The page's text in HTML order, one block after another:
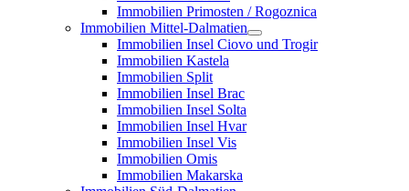
Immobilien Primosten / Rogoznica
Immobilien Mittel-Dalmatien
Immobilien Insel Ciovo und Trogir
Immobilien Kastela
Immobilien Split
Immobilien Insel Brac
Immobilien Insel Solta
Immobilien Insel Hvar
Immobilien Insel Vis
Immobilien Omis
Immobilien Makarska